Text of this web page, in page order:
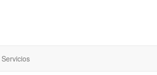
Servicios